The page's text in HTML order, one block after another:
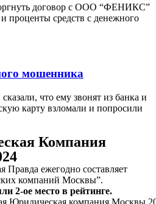
договор с ООО “ФЕНИКС”
проценты средств с денежного
мошенника
что ему звонят из банка и
карту взломали и попросили
Компания
Правда ежегодно составляет
компаний Москвы”.
2-ое место в рейтинге.